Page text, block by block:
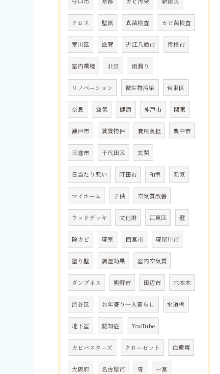
クロス 壁紙 真菌検査 カビ菌検査
荒川区 滋賀 近江八幡市 彦根市
室内環境 北区 雨漏り
リノベーション 微生物汚染 台東区
奈良 空気 健康 神戸市 関東
瀬戸市 賃貸物件 費用負担 豊中市
日進市 千代田区 玄関
日当たり悪い 町田市 和室 湿気
マイホーム 子供 空気質改善
ウッドデッキ 文化財 江東区 壁
除カビ 寝室 西宮市 寝屋川市
塗り壁 調湿効果 室内空気質
ダンプネス 熊野市 田辺市 六本木
渋谷区 お年寄り一人暮らし 水道橋
地下室 認知症 YouTube
カビバスターズ クローゼット 住環境
大阪府 名古屋市 雪 一宮